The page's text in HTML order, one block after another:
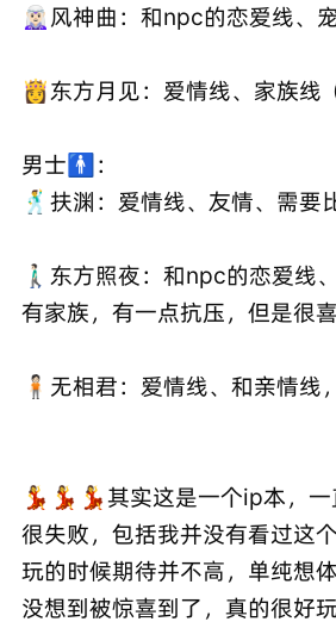
🧝🏻‍♀️风神曲：和npc的恋爱线、
👸东方月见：爱情线、家族线
男士🚹：
🕺扶渊：爱情线、友情、需要
🚶🏻‍♂️东方照夜：和npc的恋爱
有家族，有一点抗压，但是很
🧍🏻无相君：爱情线、和亲情线
💃💃💃其实这是一个ip本，一
很失败，包括我并没有看过这
玩的时候期待并不高，单纯想
没想到被惊喜到了，真的很好